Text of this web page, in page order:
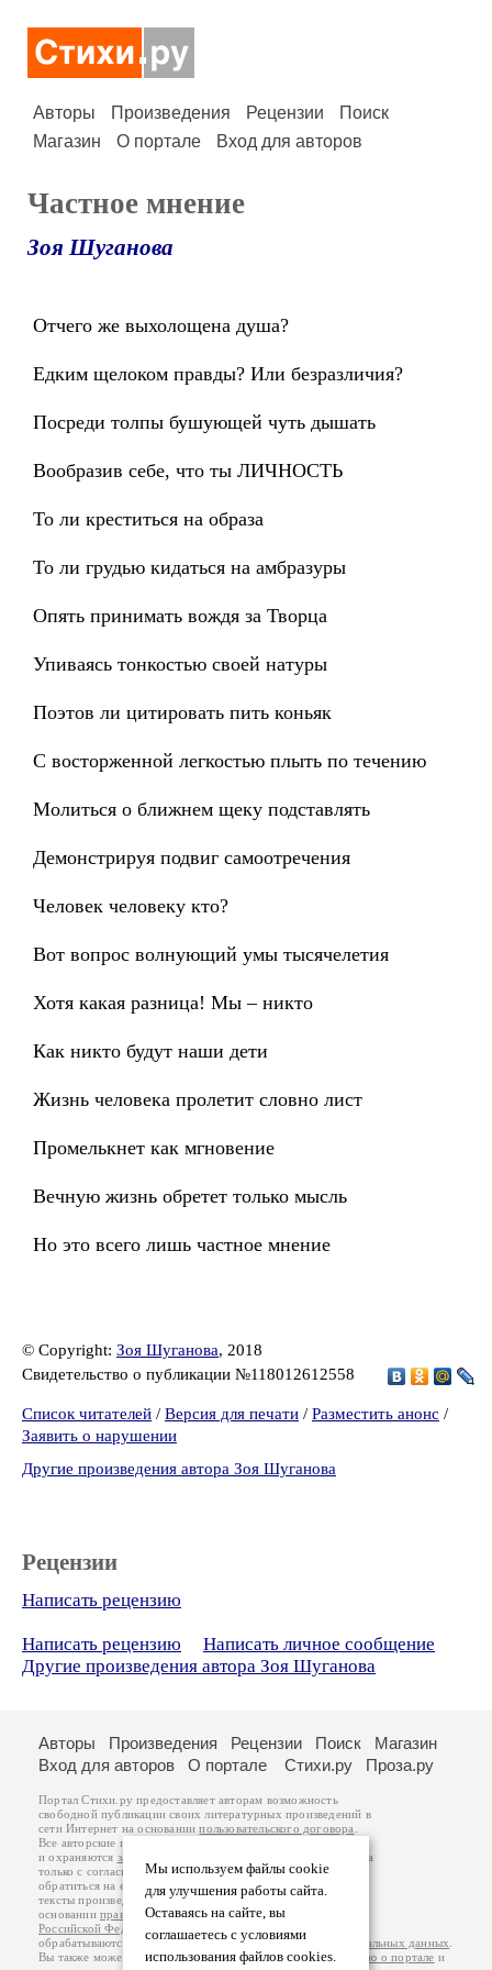
Авторы Произведения Рецензии
Поиск
Магазин
О портале Вход для авторов
Частное мнение
Зоя Шуганова
Отчего же выхолощена душа?
Едким щелоком правды? Или безразличия?
Посреди толпы бушующей чуть дышать
Вообразив себе, что ты ЛИЧНОСТЬ
То ли креститься на образа
То ли грудью кидаться на амбразуры
Опять принимать вождя за Творца
Упиваясь тонкостью своей натуры
Поэтов ли цитировать пить коньяк
С восторженной легкостью плыть по течению
Молиться о ближнем щеку подставлять
Демонстрируя подвиг самоотречения
Человек человеку кто?
Вот вопрос волнующий умы тысячелетия
Хотя какая разница! Мы – никто
Как никто будут наши дети
Жизнь человека пролетит словно лист
Промелькнет как мгновение
Вечную жизнь обретет только мысль
Но это всего лишь частное мнение
© Copyright: Зоя Шуганова, 2018
Свидетельство о публикации №118012612558
Список читателей / Версия для печати / Разместить анонс /
Заявить о нарушении
Другие произведения автора Зоя Шуганова
Рецензии
Написать рецензию
Написать рецензию
Написать личное сообщение
Другие произведения автора Зоя Шуганова
Мы используем файлы cookie
для улучшения работы сайта.
Оставаясь на сайте, вы
соглашаетесь с условиями
использования файлов cookies.
Авторы Произведения Рецензии Поиск
Магазин
Вход для авторов
О портале Стихи.ру Проза.ру
Портал Стихи.ру предоставляет авторам возможность
свободной публикации своих литературных произведений в
сети Интернет на основаниипользовательского договора
Все авторские права на произведения принадлежат авторам
и охраняются законом
. Перепечатка произведений возможна
только с согласия его автора, к которому вы можете
обратиться на его авторской странице. Ответственность за
тексты произведений авторы несут самостоятельно на
основанииправил публикацииизаконодательства
Российской Федерации
обрабатываются на основанииПолитики обработки персональных данных
Вы также можете посмотреть более подробнуюинформацию о портале и